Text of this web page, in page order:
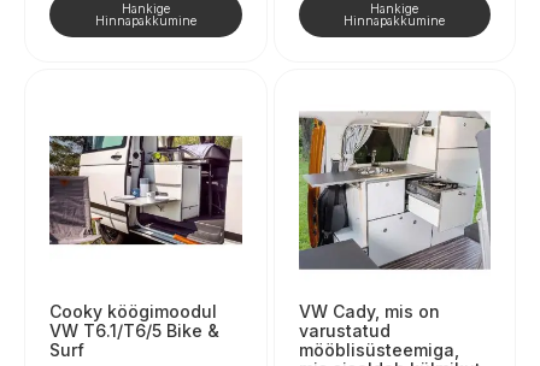
Hankige
Hinnapakkumine
Hankige
Hinnapakkumine
Cooky köögimoodul
VW T6.1/T6/5 Bike &
Surf
VW Cady, mis on
varustatud
mööblisüsteemiga,